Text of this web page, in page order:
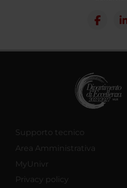
Supporto tecnico
Area Amministrativa
MyUnivr
Privacy policy